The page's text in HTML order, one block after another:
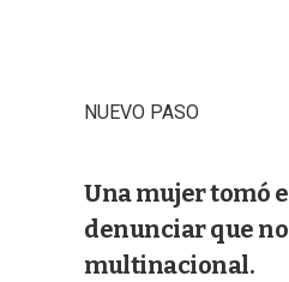
NUEVO PASO
Una mujer tomó
denunciar que
multinacional.